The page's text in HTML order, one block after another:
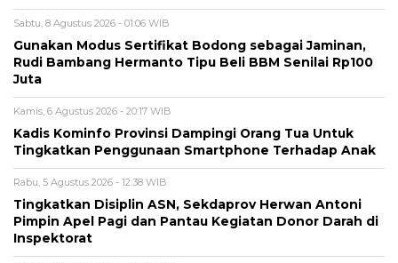
Sabtu, 8 Agustus 2026 - 01:06 WIB
Gunakan Modus Sertifikat Bodong sebagai Jaminan,
Rudi Bambang Hermanto Tipu Beli BBM Senilai Rp100
Juta
Kamis, 6 Agustus 2026 - 20:17 WIB
Kadis Kominfo Provinsi Dampingi Orang Tua Untuk
Tingkatkan Penggunaan Smartphone Terhadap Anak
Rabu, 5 Agustus 2026 - 12:38 WIB
Tingkatkan Disiplin ASN, Sekdaprov Herwan Antoni
Pimpin Apel Pagi dan Pantau Kegiatan Donor Darah di
Inspektorat